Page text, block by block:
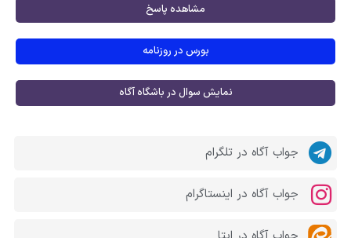
مشاهده پاسخ
بورس در روزنامه
نمایش سوال در باشگاه آگاه
جواب آگاه در تلگرام
جواب آگاه در اینستاگرام